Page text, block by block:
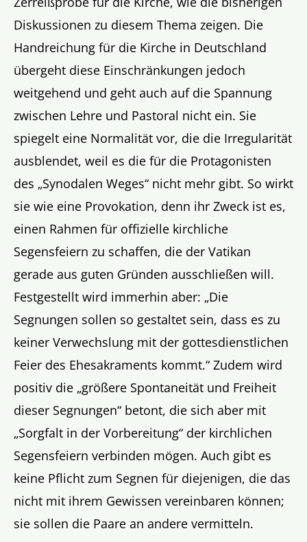
Diskussionen zu diesem Thema zeigen. Die
Handreichung für die Kirche in Deutschland
übergeht diese Einschränkungen jedoch
weitgehend und geht auch auf die Spannung
zwischen Lehre und Pastoral nicht ein. Sie
spiegelt eine Normalität vor, die die Irregularität
ausblendet, weil es die für die Protagonisten
des „Synodalen Weges“ nicht mehr gibt. So wirkt
sie wie eine Provokation, denn ihr Zweck ist es,
einen Rahmen für offizielle kirchliche
Segensfeiern zu schaffen, die der Vatikan
gerade aus guten Gründen ausschließen will.
Festgestellt wird immerhin aber: „Die
Segnungen sollen so gestaltet sein, dass es zu
keiner Verwechslung mit der gottesdienstlichen
Feier des Ehesakraments kommt.“ Zudem wird
positiv die „größere Spontaneität und Freiheit
dieser Segnungen“ betont, die sich aber mit
„Sorgfalt in der Vorbereitung“ der kirchlichen
Segensfeiern verbinden mögen. Auch gibt es
keine Pflicht zum Segnen für diejenigen, die das
nicht mit ihrem Gewissen vereinbaren können;
sie sollen die Paare an andere vermitteln.